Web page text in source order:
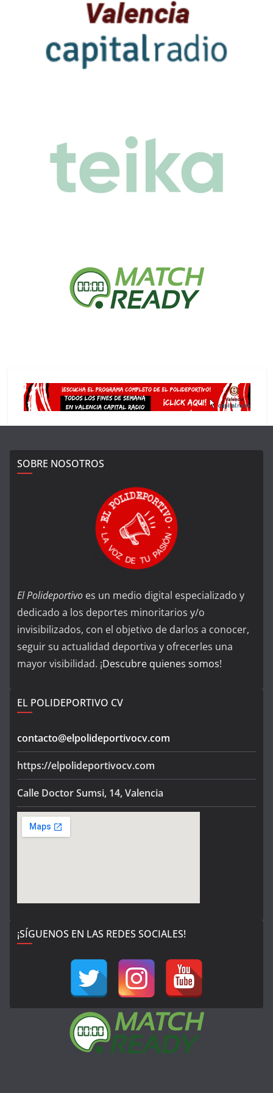
SOBRE NOSOTROS
El Polideportivo es un medio digital especializado y
dedicado a los deportes minoritarios y/o
invisibilizados, con el objetivo de darlos a conocer,
seguir su actualidad deportiva y ofrecerles una
mayor visibilidad. ¡Descubre quienes somos!
EL POLIDEPORTIVO CV
contacto@elpolideportivocv.com
https://elpolideportivocv.com
Calle Doctor Sumsi, 14, Valencia
¡SÍGUENOS EN LAS REDES SOCIALES!